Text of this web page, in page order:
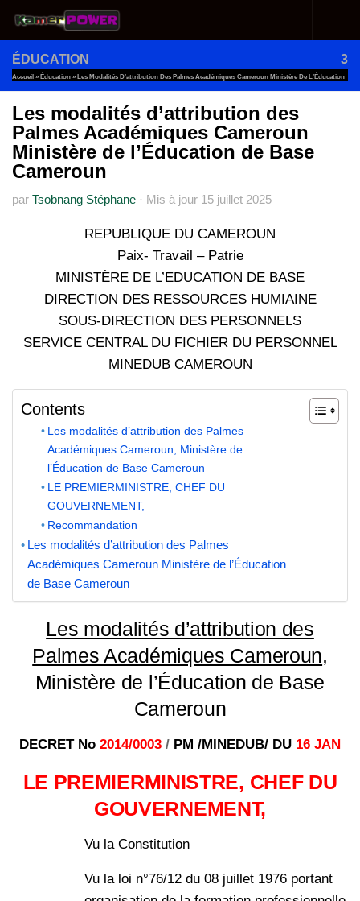
Au dessous du contenu
ÉDUCATION 3
Accueil » Éducation » Les Modalités D’attribution Des Palmes Académiques Cameroun Ministère De L’Éducation
De Base Cameroun
Les modalités d’attribution des
Palmes Académiques Cameroun
Ministère de l’Éducation de Base
Cameroun
par Tsobnang Stéphane · Mis à jour 15 juillet 2025
REPUBLIQUE DU CAMEROUN
Paix- Travail – Patrie
MINISTÈRE DE L’EDUCATION DE BASE
DIRECTION DES RESSOURCES HUMIAINE
SOUS-DIRECTION DES PERSONNELS
SERVICE CENTRAL DU FICHIER DU PERSONNEL
MINEDUB CAMEROUN
Contents
Les modalités d’attribution des Palmes
Académiques Cameroun, Ministère de
l’Éducation de Base Cameroun
LE PREMIERMINISTRE, CHEF DU
GOUVERNEMENT,
Recommandation
Les modalités d’attribution des Palmes
Académiques Cameroun Ministère de l’Éducation
de Base Cameroun
Les modalités d’attribution des
Palmes Académiques Cameroun,
Ministère de l’Éducation de Base
Cameroun
DECRET No 2014/0003 / PM /MINEDUB/ DU 16 JAN
LE PREMIERMINISTRE, CHEF DU
GOUVERNEMENT,
Vu la Constitution
Vu la loi n°76/12 du 08 juillet 1976 portant